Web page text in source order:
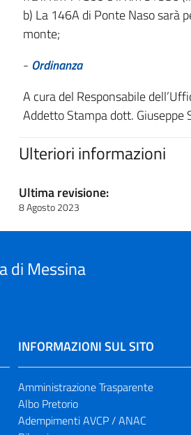
b) La 146A di Ponte Naso sarà
monte;
- Ordinanza
A cura del Responsabile
Addetto Stampa dott. Giuseppe
Ulteriori informazioni
Ultima revisione:
8 Agosto 2023
di Messina
INFORMAZIONI SUL SITO
Amministrazione Trasparente
Albo Pretorio
Adempimenti AVCP / ANAC